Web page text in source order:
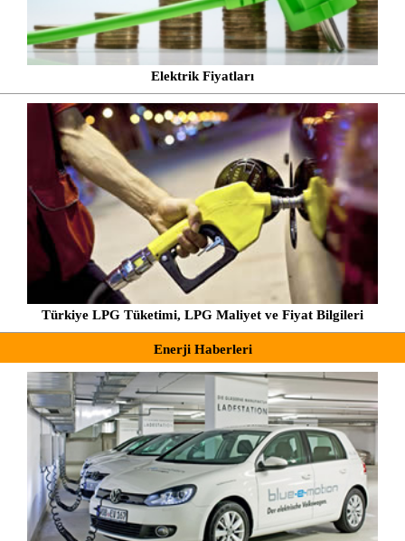
Elektrik Fiyatları
Türkiye LPG Tüketimi, LPG Maliyet ve Fiyat Bilgileri
Enerji Haberleri